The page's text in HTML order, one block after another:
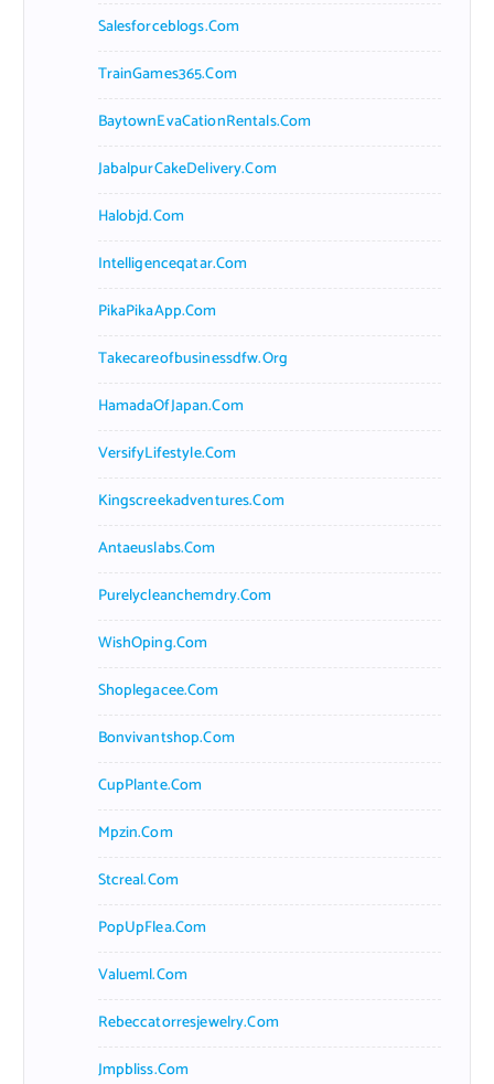
Salesforceblogs.com
TrainGames365.com
BaytownEvaCationRentals.com
JabalpurCakeDelivery.com
Halobjd.com
Intelligenceqatar.com
PikaPikaApp.com
Takecareofbusinessdfw.org
HamadaOfJapan.com
VersifyLifestyle.com
Kingscreekadventures.com
Antaeuslabs.com
Purelycleanchemdry.com
WishOping.com
Shoplegacee.com
Bonvivantshop.com
CupPlante.com
Mpzin.com
Stcreal.com
PopUpFlea.com
Valueml.com
Rebeccatorresjewelry.com
Jmpbliss.com